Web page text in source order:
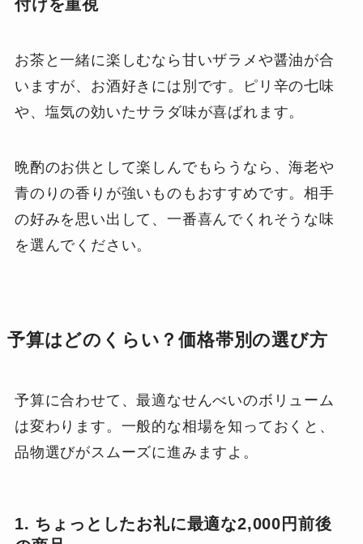
付けを重視
お茶と一緒に楽しむなら甘いザラメや醤油が合
いますが、お酒好きには別です。ピリ辛の七味
や、塩気の効いたサラダ味が喜ばれます。
晩酌のお供として楽しんでもらうなら、海老や
青のりの香りが強いものもおすすめです。相手
の好みを思い出して、一番喜んでくれそうな味
を選んでください。
予算はどのくらい？価格帯別の選び方
予算に合わせて、最適なせんべいのボリューム
は変わります。一般的な相場を知っておくと、
品物選びがスムーズに進みますよ。
1. ちょっとしたお礼に最適な2,000円前後